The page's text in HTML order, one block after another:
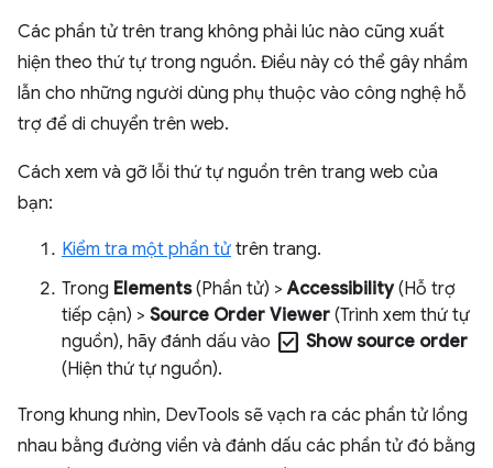
Các phần tử trên trang không phải lúc nào cũng xuất
hiện theo thứ tự trong nguồn. Điều này có thể gây nhầm
lẫn cho những người dùng phụ thuộc vào công nghệ hỗ
trợ để di chuyển trên web.
Cách xem và gỡ lỗi thứ tự nguồn trên trang web của
bạn:
Kiểm tra một phần tử trên trang.
Trong Elements(Phần tử) >Accessibility(Hỗ trợ
tiếp cận) > Source Order Viewer (Trình xem thứ tự
nguồn), hãy đánh dấu vào check_box Show source order
(Hiện thứ tự nguồn).
Trong khung nhìn, DevTools sẽ vạch ra các phần tử lồng
nhau bằng đường viền và đánh dấu các phần tử đó bằng